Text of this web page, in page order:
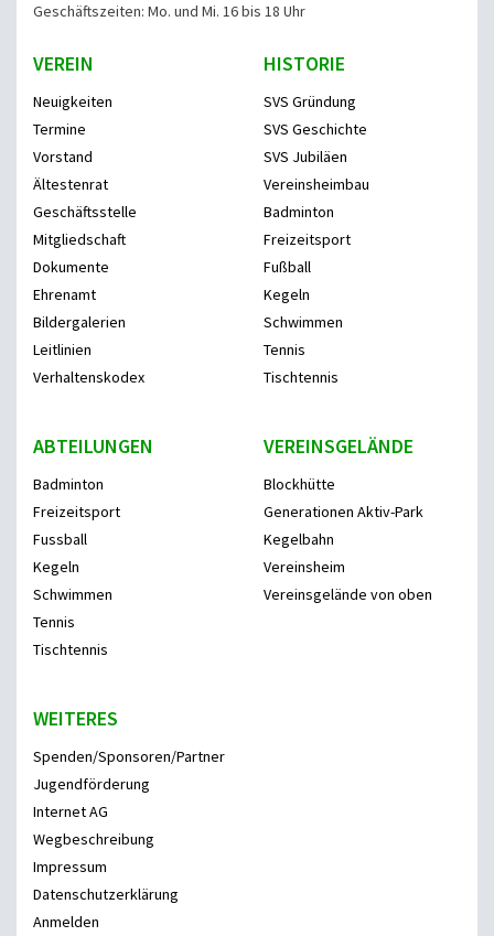
Geschäftszeiten: Mo. und Mi. 16 bis 18 Uhr
VEREIN
Neuigkeiten
Termine
Vorstand
Ältestenrat
Geschäftsstelle
Mitgliedschaft
Dokumente
Ehrenamt
Bildergalerien
Leitlinien
Verhaltenskodex
HISTORIE
SVS Gründung
SVS Geschichte
SVS Jubiläen
Vereinsheimbau
Badminton
Freizeitsport
Fußball
Kegeln
Schwimmen
Tennis
Tischtennis
ABTEILUNGEN
Badminton
Freizeitsport
Fussball
Kegeln
Schwimmen
Tennis
Tischtennis
VEREINSGELÄNDE
Blockhütte
Generationen Aktiv-Park
Kegelbahn
Vereinsheim
Vereinsgelände von oben
WEITERES
Spenden/Sponsoren/Partner
Jugendförderung
Internet AG
Wegbeschreibung
Impressum
Datenschutzerklärung
Anmelden